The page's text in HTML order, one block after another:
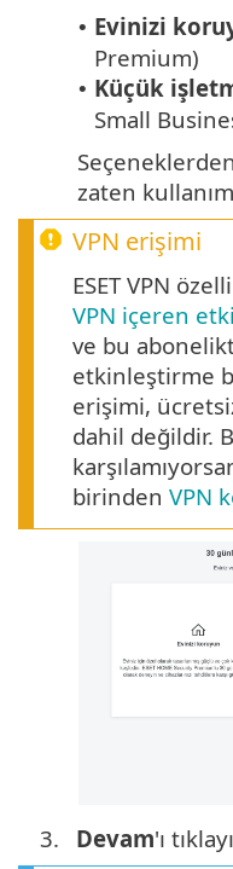
• Evinizi
Premium)
• Küçük
Small
zaten
VPN erişimi
ESET VPN
VPN içeren
ve bu
etkinleştirme
erişimi,
dahil değildir.
birinden VPN
3. Devam'ı